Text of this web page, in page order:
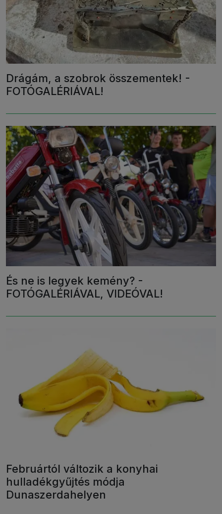
Drágám, a szobrok összementek! -
FOTÓGALÉRIÁVAL!
És ne is legyek kemény? -
FOTÓGALÉRIÁVAL, VIDEÓVAL!
Februártól változik a konyhai
hulladékgyűjtés módja
Dunaszerdahelyen